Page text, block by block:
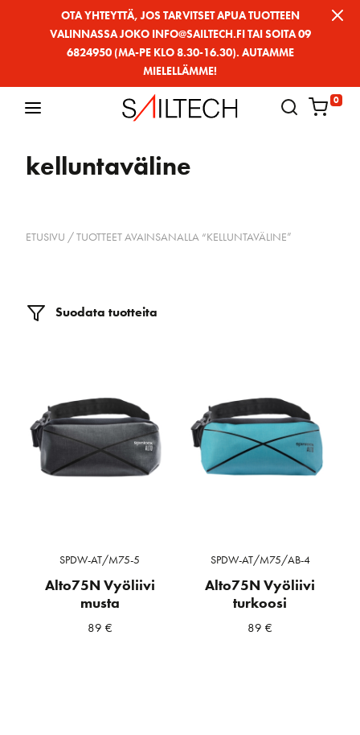
OTA YHTEYTTÄ, JOS TARVITSET APUA TUOTTEEN
VALINNASSA JOKO INFO@SAILTECH.FI TAI SOITA 09
6824950 (MA-PE KLO 8.30-16.30). AUTAMME
MIELELLÄMME!
0
kelluntaväline
ETUSIVU / TUOTTEET AVAINSANALLA “KELLUNTAVÄLINE”
Suodata tuotteita
SPDW-AT/M75-5
Alto75N Vyöliivi
musta
89 €
SPDW-AT/M75/AB-4
Alto75N Vyöliivi
turkoosi
89€